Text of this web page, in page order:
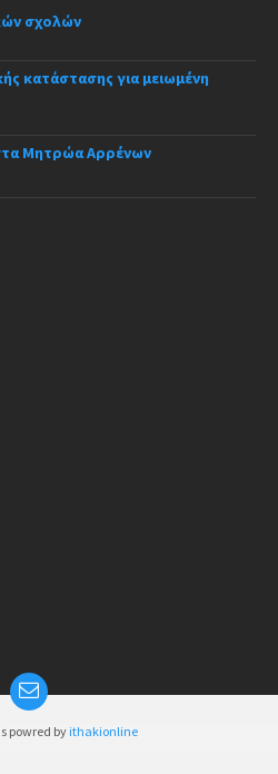
σχολών
κατάστασης για μειωμένη
Μητρώα Αρρένων
powred byithakionline